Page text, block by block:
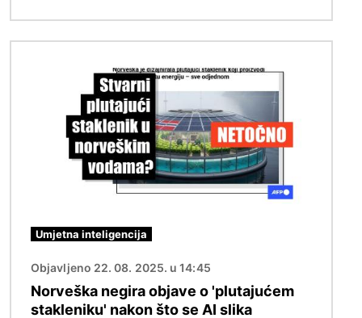
Umjetna inteligencija
Objavljeno 22. 08. 2025. u 14:45
Norveška negira objave o 'plutajućem
stakleniku' nakon što se AI slika